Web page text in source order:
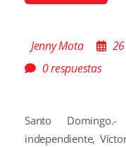
Jenny Mota
0 respuestas
Santo
independiente,